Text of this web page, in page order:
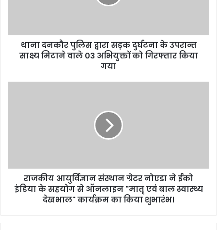
थाना दनकौर पुलिस द्वारा सड़क दुर्घटना के उपरान्त
साक्ष्य मिटाने वाले 03 अभियुक्तों को गिरफ्तार किया
गया
राजकीय आयुर्विज्ञान संस्थान ग्रेटर नोएडा ने ईको
इंडिया के सहयोग से ऑनलाइन "मातृ एवं बाल स्वास्थ्य
देखभाल" कार्यक्रम का किया शुभारंभ।